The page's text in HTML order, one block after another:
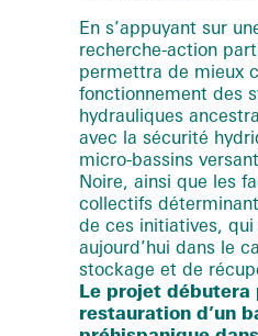
En s’appuyant sur
recherche-action
permettra de mieux
fonctionnement des
hydrauliques
avec la sécurité
micro-bassins
Noire, ainsi que les
collectifs
de ces initiatives, qui
aujourd’hui dans le
stockage et de
Le projet débutera
restauration d’un